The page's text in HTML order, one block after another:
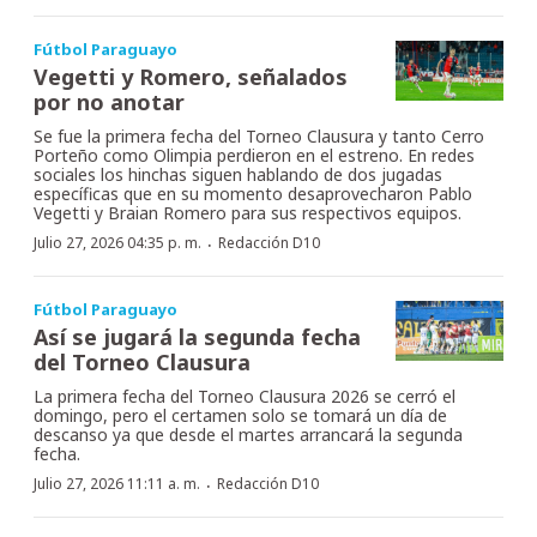
Fútbol Paraguayo
Vegetti y Romero, señalados
por no anotar
Se fue la primera fecha del Torneo Clausura y tanto Cerro
Porteño como Olimpia perdieron en el estreno. En redes
sociales los hinchas siguen hablando de dos jugadas
específicas que en su momento desaprovecharon Pablo
Vegetti y Braian Romero para sus respectivos equipos.
Julio 27, 2026 04:35 p. m. · Redacción D10
Fútbol Paraguayo
Así se jugará la segunda fecha
del Torneo Clausura
La primera fecha del Torneo Clausura 2026 se cerró el
domingo, pero el certamen solo se tomará un día de
descanso ya que desde el martes arrancará la segunda
fecha.
Julio 27, 2026 11:11 a. m. · Redacción D10